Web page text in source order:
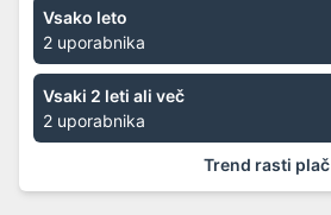
Vsako leto
2 uporabnika
Vsaki 2 leti ali več
2 uporabnika
Trend rasti plač